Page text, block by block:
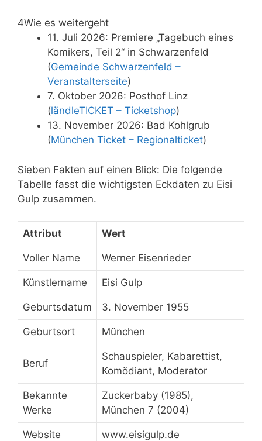
4Wie es weitergeht
11. Juli 2026: Premiere „Tagebuch eines
Komikers, Teil 2“ in Schwarzenfeld
(Gemeinde Schwarzenfeld –
Veranstalterseite)
7. Oktober 2026: Posthof Linz
(ländleTICKET – Ticketshop)
13. November 2026: Bad Kohlgrub
(München Ticket – Regionalticket)
Sieben Fakten auf einen Blick: Die folgende
Tabelle fasst die wichtigsten Eckdaten zu Eisi
Gulp zusammen.
Attribut Wert
Voller Name Werner Eisenrieder
Künstlername Eisi Gulp
Geburtsdatum 3. November 1955
Geburtsort München
Beruf
Schauspieler, Kabarettist,
Komödiant, Moderator
Bekannte
Werke
Zuckerbaby (1985),
München 7 (2004)
Website www.eisigulp.de